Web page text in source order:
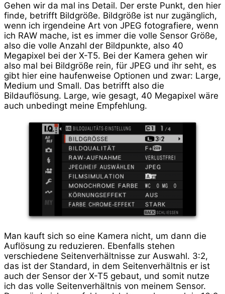
Gehen wir da mal ins Detail. Der erste Punkt, den hier
finde, betrifft Bildgröße. Bildgröße ist nur zugänglich,
wenn ich irgendeine Art von JPEG fotografiere, wenn
ich RAW mache, ist es immer die volle Sensor Größe,
also die volle Anzahl der Bildpunkte, also 40
Megapixel bei der X-T5. Bei der Kamera gehen wir
also mal bei Bildgröße rein, für JPEG und ihr seht, es
gibt hier eine haufenweise Optionen und zwar: Large,
Medium und Small. Das betrifft also die
Bildauflösung. Large, wie gesagt, 40 Megapixel wäre
auch unbedingt meine Empfehlung.
Man kauft sich so eine Kamera nicht, um dann die
Auflösung zu reduzieren. Ebenfalls stehen
verschiedene Seitenverhältnisse zur Auswahl. 3:2,
das ist der Standard, in dem Seitenverhältnis er ist
auch der Sensor der X-T5 gebaut, und somit nutze
ich das volle Seitenverhältnis von meinem Sensor.